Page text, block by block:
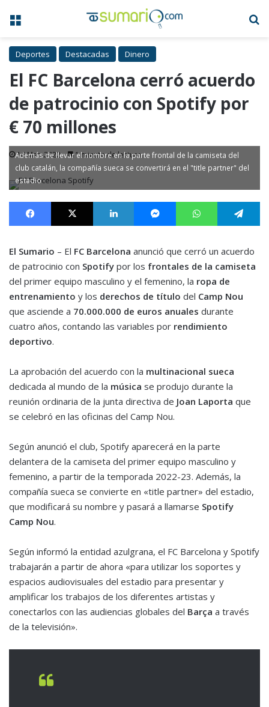
Menú
Deportes Destacadas Dinero
El FC Barcelona cerró acuerdo
de patrocinio con Spotify por
€ 70 millones
16 Mar, 2022 1 minuto de lectura
Además de llevar el nombre en la parte frontal de la camiseta del
club catalán, la compañía sueca se convertirá en el "title partner" del
estadio
Facebook X LinkedIn MessengerWhatsApp
El Sumario – El FC Barcelona anunció que cerró un acuerdo
de patrocinio con Spotify por los frontales de la camiseta
del primer equipo masculino y el femenino, la ropa de
entrenamiento y los derechos de título del Camp Nou
que asciende a 70.000.000 de euros anuales durante
cuatro años, contando las variables por rendimiento
deportivo.
La aprobación del acuerdo con la multinacional sueca
dedicada al mundo de la música se produjo durante la
reunión ordinaria de la junta directiva de Joan Laporta que
se celebró en las oficinas del Camp Nou.
Según anunció el club, Spotify aparecerá en la parte
delantera de la camiseta del primer equipo masculino y
femenino, a partir de la temporada 2022-23. Además, la
compañía sueca se convierte en «title partner» del estadio,
que modificará su nombre y pasará a llamarse Spotify
Camp Nou.
Según informó la entidad azulgrana, el FC Barcelona y Spotify
trabajarán a partir de ahora «para utilizar los soportes y
espacios audiovisuales del estadio para presentar y
amplificar los trabajos de los diferentes artistas y
conectarlos con las audiencias globales del Barça a través
de la televisión».